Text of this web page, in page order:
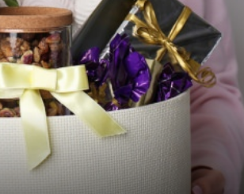
actorul Mircea Crișan,
sâmbătă 8 august 2026
nu s-a stins. De la Cenaclul Flacăra
Badea Cârțan, „dacul” care a ajuns